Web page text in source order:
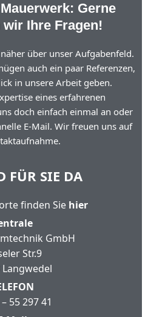
Gerne
Ihre Fragen!
über unser Aufgabenfeld.
auch ein paar Referenzen,
in unsere Arbeit geben.
eines erfahrenen
doch einfach einmal an oder
E-Mail. Wir freuen uns auf
FÜR SIE DA
finden Sie hier
GmbH
Str.9
Langwedel
55 297 41